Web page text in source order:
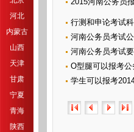
河北
内蒙古
山西
天津
甘肃
宁夏
青海
陕西
行测和申论考试
河南公务员考试
河南公务员考试
O型腿可以报考
学生可以报考